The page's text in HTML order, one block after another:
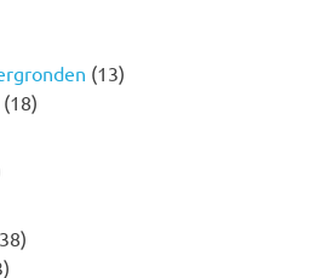
(13)